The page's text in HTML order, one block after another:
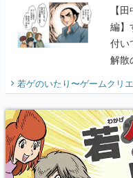
【
編】
付い
解散
『少
り】
若ゲのいたり〜ゲームクリ